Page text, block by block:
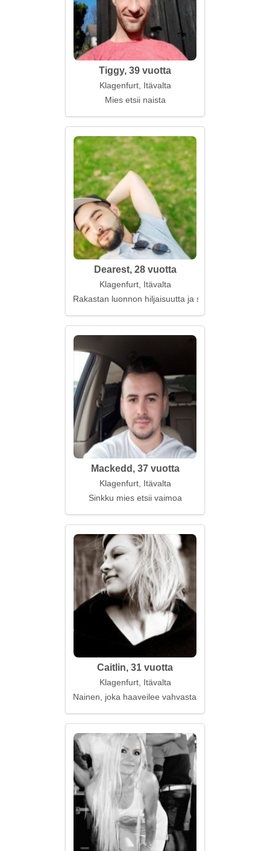
Tiggy, 39 vuotta
Klagenfurt, Itävalta
Mies etsii naista
Dearest, 28 vuotta
Klagenfurt, Itävalta
Rakastan luonnon hiljaisuutta ja suurkaupunkien
Mackedd, 37 vuotta
Klagenfurt, Itävalta
Sinkku mies etsii vaimoa
Caitlin, 31 vuotta
Klagenfurt, Itävalta
Nainen, joka haaveilee vahvasta ja uskollisesta